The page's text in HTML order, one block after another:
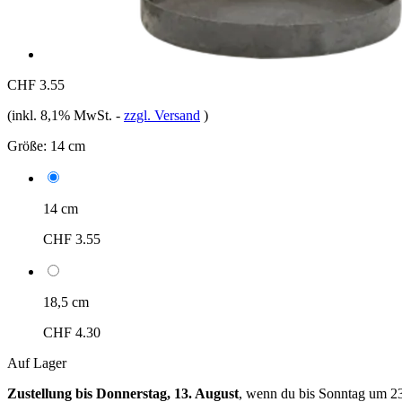
CHF 3.55
(inkl. 8,1% MwSt. - zzgl. Versand )
Größe: 14 cm
14 cm
CHF 3.55
18,5 cm
CHF 4.30
Auf Lager
Zustellung bis Donnerstag, 13. August, wenn du bis Sonntag um